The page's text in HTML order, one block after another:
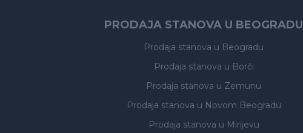
PRODAJA STANOVA U BEOGRADU
Prodaja stanova u Beogradu
Prodaja stanova u Borči
Prodaja stanova u Zemunu
Prodaja stanova u Novom Beogradu
Prodaja stanova u Mirijevu